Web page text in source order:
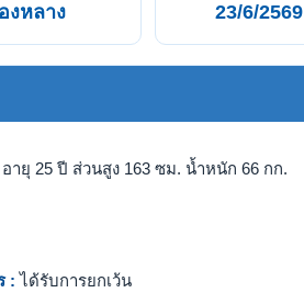
งหลาง 23/6/2569
ายุ 25 ปี ส่วนสูง 163 ซม. น้ำหนัก 66 กก.
: ได้รับการยกเว้น